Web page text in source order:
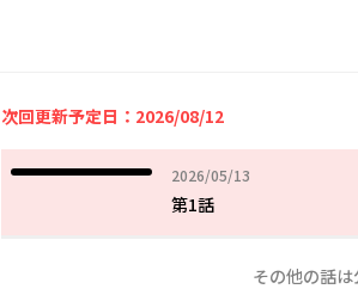
次回更新予定日：2026/08/12
2026/05/13
2026年05月13日
第1話
その他の話